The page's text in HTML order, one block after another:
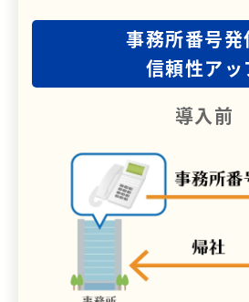
事務所番号発
信頼性アッ
導入前